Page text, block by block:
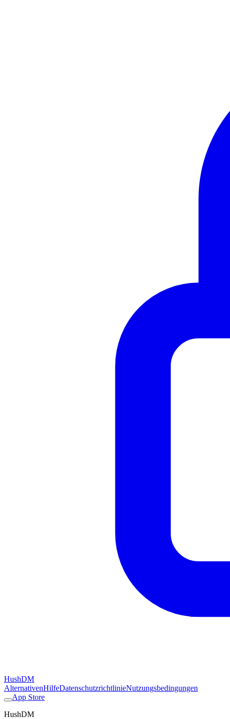
HushDM
AlternativenHilfeDatenschutzrichtlinieNutzungsbedingungen
App Store
HushDM